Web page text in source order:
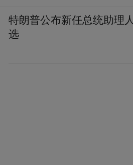
特朗普公布新任总统助理人
选